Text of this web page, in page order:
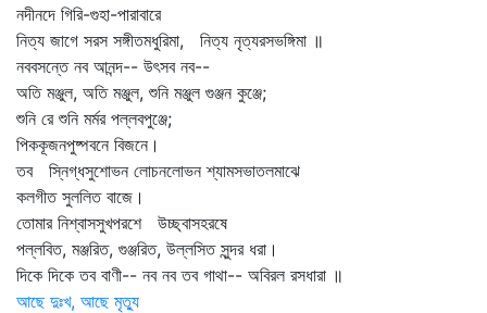
নদীনদে গিরি-গুহা-পারাবারে
নিত্য জাগে সরস সঙ্গীতমধুরিমা, নিত্য নৃত্যরসভঙ্গিমা ॥
নববসন্তে নব আনন্দ-- উৎসব নব--
অতি মঞ্জুল, অতি মঞ্জুল, শুনি মঞ্জুল গুঞ্জন কুঞ্জে;
শুনি রে শুনি মর্মর পল্লবপুঞ্জে;
পিককূজনপুষ্পবনে বিজনে।
তব স্নিগ্ধসুশোভন লোচনলোভন শ্যামসভাতলমাঝে
কলগীত সুললিত বাজে।
তোমার নিশ্বাসসুখপরশে উচ্ছ্বাসহরষে
পল্লবিত, মঞ্জরিত, গুঞ্জরিত, উল্লসিত সুন্দর ধরা।
দিকে দিকে তব বাণী-- নব নব তব গাথা-- অবিরল রসধারা ॥
আছে দুঃখ, আছে মৃত্যু